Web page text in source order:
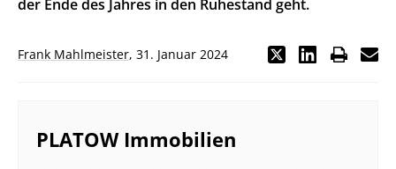
der Ende des Jahres in den Ruhestand geht.
Frank Mahlmeister, 31. Januar 2024
PLATOW Immobilien